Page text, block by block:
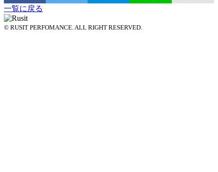
一覧に戻る
© RUSIT PERFOMANCE. ALL RIGHT RESERVED.